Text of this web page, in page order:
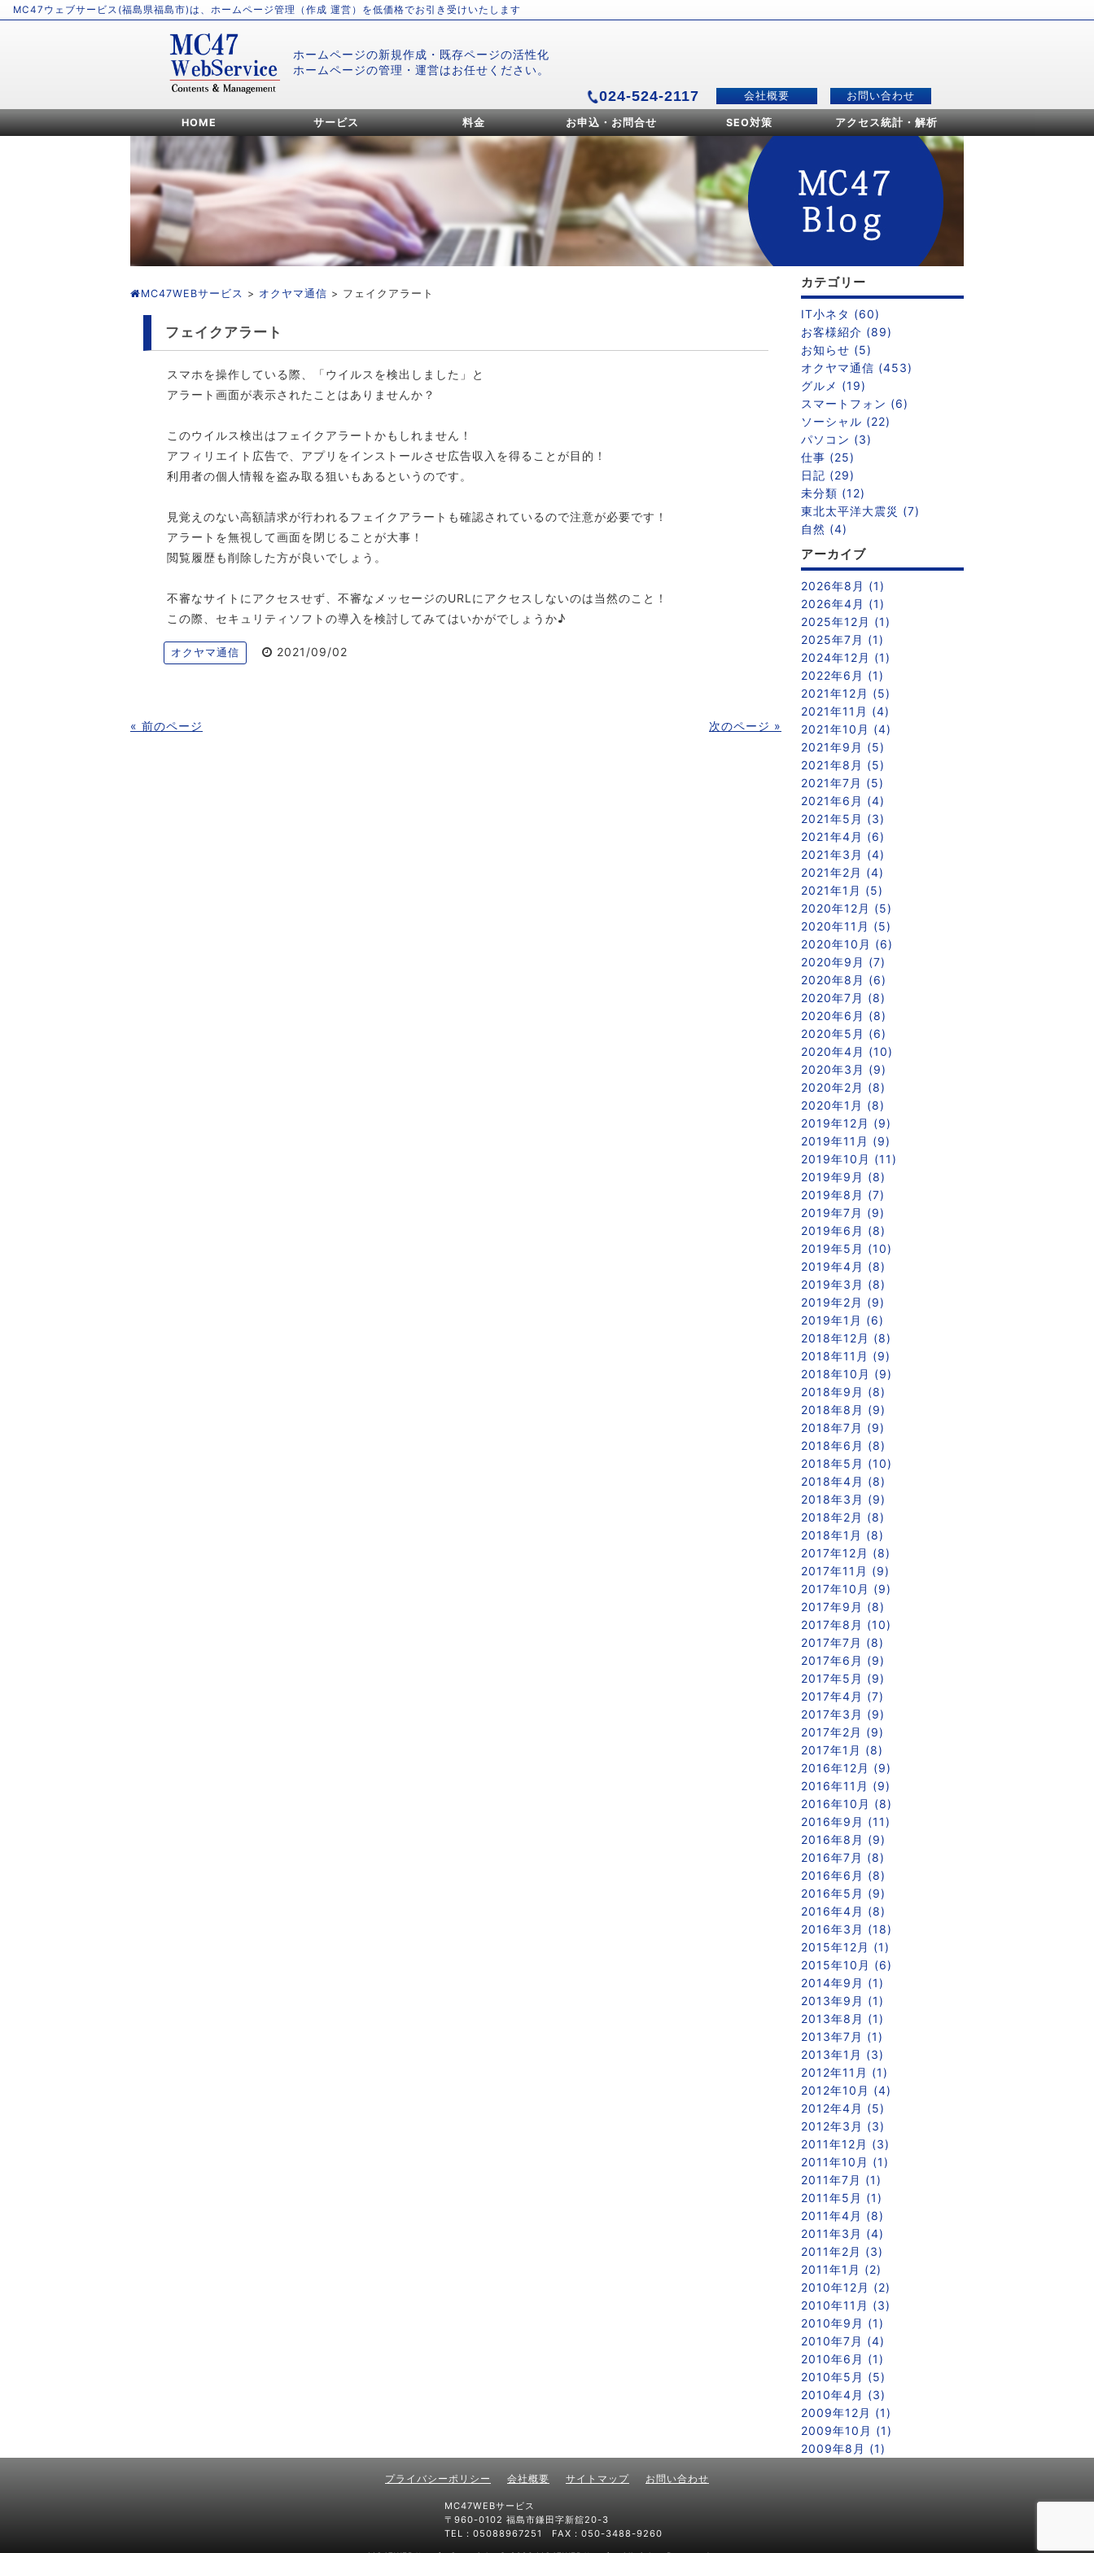
MC47ウェブサービス(福島県福島市)は、ホームページ管理（作成 運営）を低価格でお引き受けいたします
ホームページの新規作成・既存ページの活性化
ホームページの管理・運営はお任せください。
024-524-2117 会社概要 お問い合わせ
HOME サービス 料金 お申込・お問合せ SEO対策 アクセス統計・解析
MC47WEBサービス > オクヤマ通信 > フェイクアラート
フェイクアラート
スマホを操作している際、「ウイルスを検出しました」と
アラート画面が表示されたことはありませんか？
このウイルス検出はフェイクアラートかもしれません！
アフィリエイト広告で、アプリをインストールさせ広告収入を得ることが目的！
利用者の個人情報を盗み取る狙いもあるというのです。
見覚えのない高額請求が行われるフェイクアラートも確認されているので注意が必要です！
アラートを無視して画面を閉じることが大事！
閲覧履歴も削除した方が良いでしょう。
不審なサイトにアクセスせず、不審なメッセージのURLにアクセスしないのは当然のこと！
この際、セキュリティソフトの導入を検討してみてはいかがでしょうか♪
オクヤマ通信 2021/09/02
« 前のページ 次のページ »
カテゴリー
IT小ネタ (60)
お客様紹介 (89)
お知らせ (5)
オクヤマ通信 (453)
グルメ (19)
スマートフォン (6)
ソーシャル (22)
パソコン (3)
仕事 (25)
日記 (29)
未分類 (12)
東北太平洋大震災 (7)
自然 (4)
アーカイブ
2026年8月 (1)
2026年4月 (1)
2025年12月 (1)
2025年7月 (1)
2024年12月 (1)
2022年6月 (1)
2021年12月 (5)
2021年11月 (4)
2021年10月 (4)
2021年9月 (5)
2021年8月 (5)
2021年7月 (5)
2021年6月 (4)
2021年5月 (3)
2021年4月 (6)
2021年3月 (4)
2021年2月 (4)
2021年1月 (5)
2020年12月 (5)
2020年11月 (5)
2020年10月 (6)
2020年9月 (7)
2020年8月 (6)
2020年7月 (8)
2020年6月 (8)
2020年5月 (6)
2020年4月 (10)
2020年3月 (9)
2020年2月 (8)
2020年1月 (8)
2019年12月 (9)
2019年11月 (9)
2019年10月 (11)
2019年9月 (8)
2019年8月 (7)
2019年7月 (9)
2019年6月 (8)
2019年5月 (10)
2019年4月 (8)
2019年3月 (8)
2019年2月 (9)
2019年1月 (6)
2018年12月 (8)
2018年11月 (9)
2018年10月 (9)
2018年9月 (8)
2018年8月 (9)
2018年7月 (9)
2018年6月 (8)
2018年5月 (10)
2018年4月 (8)
2018年3月 (9)
2018年2月 (8)
2018年1月 (8)
2017年12月 (8)
2017年11月 (9)
2017年10月 (9)
2017年9月 (8)
2017年8月 (10)
2017年7月 (8)
2017年6月 (9)
2017年5月 (9)
2017年4月 (7)
2017年3月 (9)
2017年2月 (9)
2017年1月 (8)
2016年12月 (9)
2016年11月 (9)
2016年10月 (8)
2016年9月 (11)
2016年8月 (9)
2016年7月 (8)
2016年6月 (8)
2016年5月 (9)
2016年4月 (8)
2016年3月 (18)
2015年12月 (1)
2015年10月 (6)
2014年9月 (1)
2013年9月 (1)
2013年8月 (1)
2013年7月 (1)
2013年1月 (3)
2012年11月 (1)
2012年10月 (4)
2012年4月 (5)
2012年3月 (3)
2011年12月 (3)
2011年10月 (1)
2011年7月 (1)
2011年5月 (1)
2011年4月 (8)
2011年3月 (4)
2011年2月 (3)
2011年1月 (2)
2010年12月 (2)
2010年11月 (3)
2010年9月 (1)
2010年7月 (4)
2010年6月 (1)
2010年5月 (5)
2010年4月 (3)
2009年12月 (1)
2009年10月 (1)
2009年8月 (1)
プライバシーポリシー 会社概要 サイトマップ お問い合わせ
MC47WEBサービス
〒960-0102 福島市鎌田字新舘20-3
TEL：05088967251 FAX：050-3488-9260